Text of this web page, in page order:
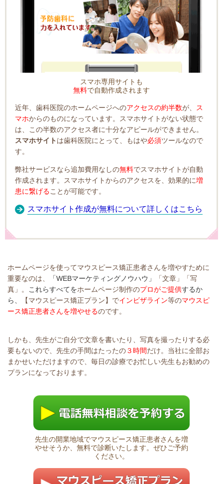
スマホ専用サイトも
無料で自動作成されます
近年、歯科医院のホームページへのアクセスの約半数が、
ス
マホからのものになっています。スマホサイトがない状態で
は、この半数のアクセス者に十分なアピールができません。
スマホサイトは歯科医院にとって、もはや必須ツールなので
す。
弊社サービスなら追加費用なしの無料でスマホサイトが自動
作成されます。スマホサイトからのアクセスを、効果的に増
患に繋げることが可能です。
スマホサイト作成が無料について詳しくはこちら
ホームページを使ってマウスピース矯正患者さんを増やすために
重要なのは、
「WEBマーケティングノウハウ」
「文章」「写
真」。
これらすべてをホームページ制作のプロがご提供するか
ら、
【マウスピース矯正プラン】でインビザライン等のマウスピ
ース矯正患者さんを増やせるのです。
しかも、先生がご自分で文章を書いたり、写真を撮ったりする必
要もないので、先生の手間はたったの３時間だけ。当社に全部お
まかせいただけますので、毎日の診療でお忙しい先生もお勧めの
プランになっております。
先生の開業地域でマウスピース矯正患者さんを増
やせそうか、無料で診断いたします。ぜひご予約
ください。